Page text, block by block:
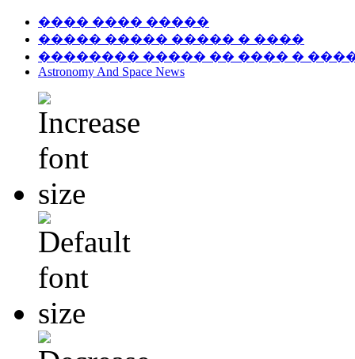
���� ���� �����
����� ����� ����� � ����
�������� ����� �� ���� �
Astronomy And Space News